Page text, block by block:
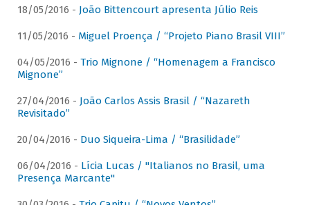
18/05/2016 - João Bittencourt apresenta Júlio Reis
11/05/2016 - Miguel Proença / “Projeto Piano Brasil VIII”
04/05/2016 - Trio Mignone / “Homenagem a Francisco
Mignone”
27/04/2016 - João Carlos Assis Brasil / “Nazareth
Revisitado”
20/04/2016 - Duo Siqueira-Lima / “Brasilidade”
06/04/2016 - Lícia Lucas / "Italianos no Brasil, uma
Presença Marcante"